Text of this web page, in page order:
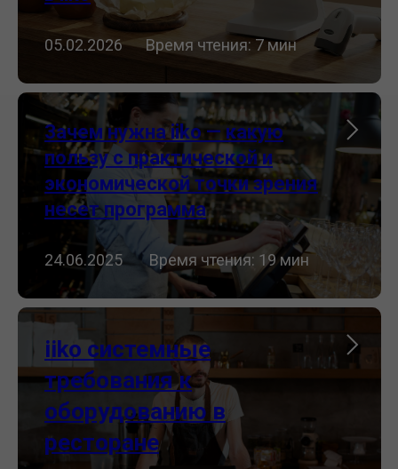
05.02.2026⠀⠀Время чтения: 7 мин
Зачем нужна iiko — какую
пользу с практической и
экономической точки зрения
несет программа
24.06.2025 ⠀⠀Время чтения: 19 мин
iiko системные
требования к
оборудованию в
ресторане